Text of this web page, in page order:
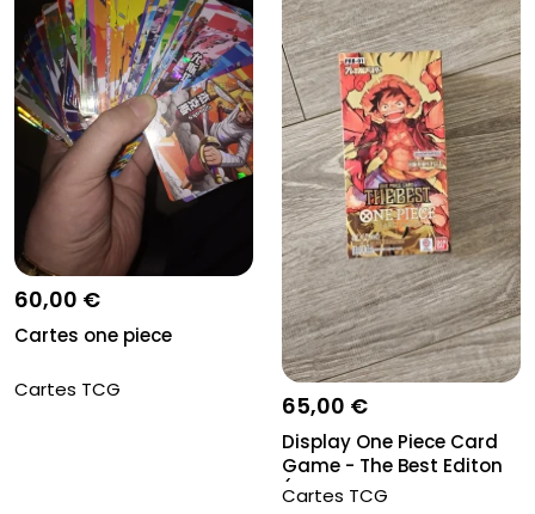
60,00 €
Cartes one piece
Cartes TCG
65,00 €
Display One Piece Card
Game - The Best Editon
(PRB...
Cartes TCG